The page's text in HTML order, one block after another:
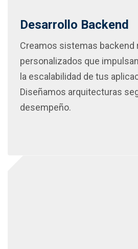
Desarrollo Backend
Creamos sistemas backend
personalizados que
la escalabilidad de tus
Diseñamos arquitecturas
desempeño.